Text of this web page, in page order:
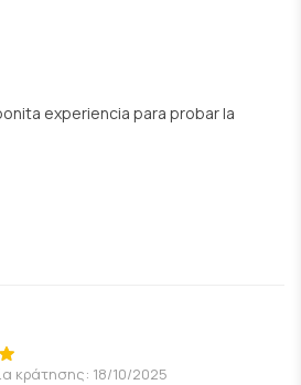
experiencia para probar la
κράτησης: 18/10/2025